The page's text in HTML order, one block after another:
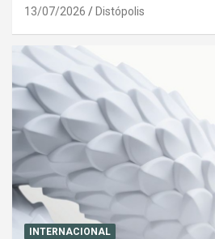
13/07/2026 Distópolis
INTERNACIONAL